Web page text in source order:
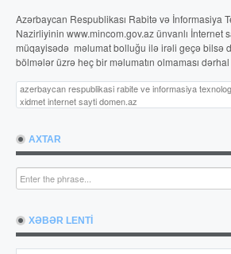
adlı
İnternet
saytının
fəaliyyətinin
ilə
bağlı
Azərbaycan Respublikası Rabitə və İnformasiya
Nazirliyinin www.mincom.gov.az ünvanlı İnternet
müqayisədə məlumat bolluğu ilə irəli geçə bilsə
bölmələr üzrə heç bir məlumatın olmaması dərhal
azerbaycan respublikasi rabite ve informasiya
xidmet internet sayti domen.az
AXTAR
XƏBƏR LENTİ